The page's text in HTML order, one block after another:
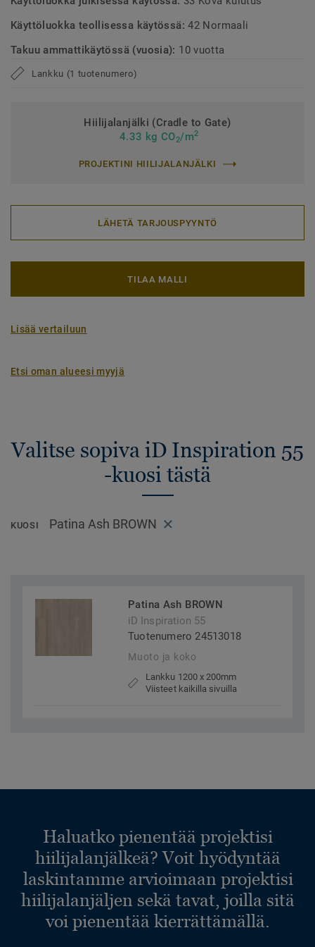
Käyttöluokka teollisessa käytössä:42 Normaali
Takuu ammattikäytössä (vuosia): 10 vuotta
Lankku (1 tuotenumero)
Hiilijalanjälki (Cradle to Gate)
4.33 kg CO2/m2
PROJEKTINI HIILIJALANJÄLKI
LÄHETÄ TARJOUSPYYNTÖ
TILAA MALLI
Lisää vertailuun
Etsi oman alueesi myyjä
Valitse sopiva iD Inspiration 55
-kuosi tästä
KUOSI Patina Ash BROWN
Patina Ash BROWN
iD Inspiration 55
Tuotenumero 24513018
Muoto ja koko
Lankku 1200 x 200mm
Viisteet kaikilla sivuilla
Haluatko pienentää projektisi
hiilijalanjälkeä? Voit hyödyntää
laskintamme arvioimaan projektisi
hiilijalanjäljen sekä tavat, joilla sitä
voi pienentää kierrättämällä.